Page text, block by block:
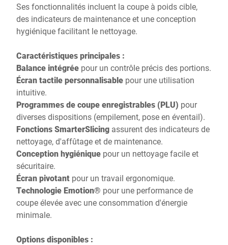
Ses fonctionnalités incluent la coupe à poids cible,
des indicateurs de maintenance et une conception
hygiénique facilitant le nettoyage.
Caractéristiques principales :
Balance intégrée pour un contrôle précis des portions.
Écran tactile personnalisable pour une utilisation
intuitive.
Programmes de coupe enregistrables (PLU) pour
diverses dispositions (empilement, pose en éventail).
Fonctions SmarterSlicing assurent des indicateurs de
nettoyage, d'affûtage et de maintenance.
Conception hygiénique pour un nettoyage facile et
sécuritaire.
Écran pivotant pour un travail ergonomique.
Technologie Emotion® pour une performance de
coupe élevée avec une consommation d'énergie
minimale.
Options disponibles :